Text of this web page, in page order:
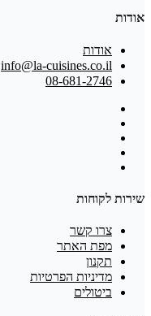
אודות
אודות
info@la-cuisines.co.il
08-681-2746
שירות לקוחות
צרו קשר
מפת האתר
תקנון
מדיניות הפרטיות
ביטולים